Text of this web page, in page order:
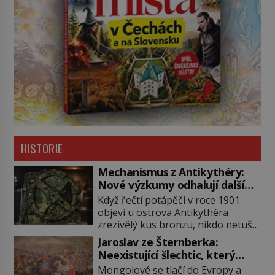
HISTORIE
Mechanismus z Antikythéry:
Nové výzkumy odhalují další
překvapení o starověkém
počítači
Když řečtí potápěči v roce 1901
objeví u ostrova Antikythéra
zrezivělý kus bronzu, nikdo netuší,
že drží v rukou jeden z
nejúžasnějších vynálezů starověku.
Až moderní rentgenové tomografy
Jaroslav ze Šternberka:
Neexistující šlechtic, který
z Moravy vyžene Mongoly
Mongolové se tlačí do Evropy a